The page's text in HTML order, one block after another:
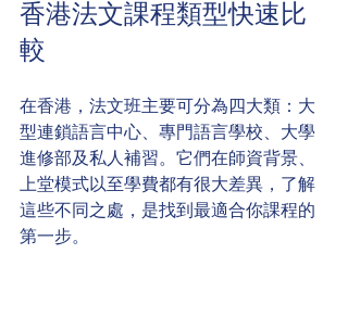
香港法文課程類型快速比
較
在香港，法文班主要可分為四大類：大
型連鎖語言中心、專門語言學校、大學
進修部及私人補習。它們在師資背景、
上堂模式以至學費都有很大差異，了解
這些不同之處，是找到最適合你課程的
第一步。